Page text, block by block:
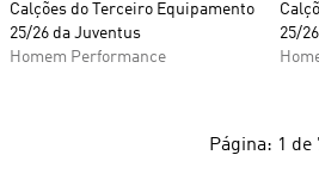
Calções do Terceiro Equipamento
25/26 da Juventus
Homem Performance
25/
Página: 1 de